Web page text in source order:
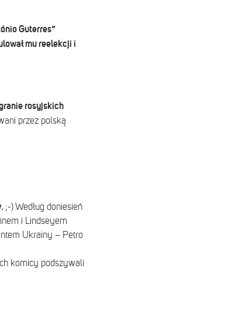
Guterres”
mu reelekcji i
rosyjskich
przez polską
;-) Według doniesień
i Lindseyem
Ukrainy – Petro
komicy podszywali